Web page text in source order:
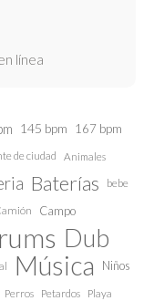
línea
145 bpm 167 bpm
de ciudad Animales
Baterías bebe
Campo
Dub
Música
Niños
Perros Petardos Playa